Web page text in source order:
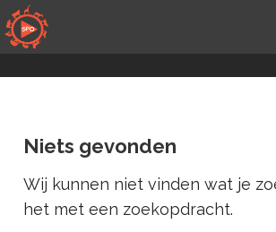
Naar
inhoud
gaan
Nl.sportsmansparadiseonline.com
Niets gevonden
Wij kunnen niet vinden wat je
het met een zoekopdracht.